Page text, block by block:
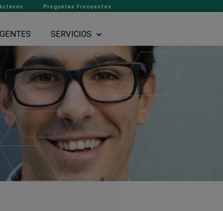
Preguntas Frecuentes
SERVICIOS
¡ÚNETE A NUESTRO EQUIPO!
Nos esforzamos continuamente por crear un entorno en
tengan la oportunidad de alcanzar sus objetivos de
financiero.
CONOCE NUESTRAS VACANTES DISPONIBLES